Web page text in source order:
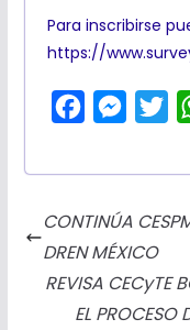
Para inscribirse
https://
c
o
o
M
s
n
g
i
e
r
CONTINÚA
DREN MÉXICO
REVISA CECyTE
EL PROCESO